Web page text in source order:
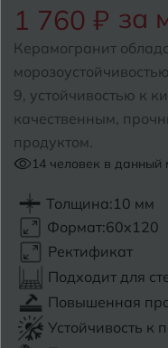
1 760 ₽ за
Керамогранит
9, устойчивостью к
качественным,
продуктом.
14 человек в данный
Толщина:10 мм
Формат:60x120
Ректификат
Подходит для
Повышенная
Устойчивость к
Б Барнаул
Белгород
Белореченск
Боровичи
Бугульма
Бугуруслан
В Великий Новгород